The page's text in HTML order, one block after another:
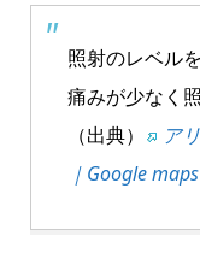
照射のレベル
痛みが少なく
（出典）
ア
｜Google maps